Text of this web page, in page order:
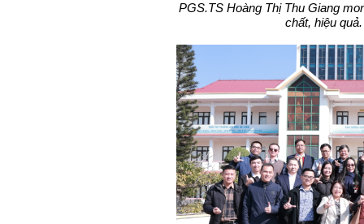
PGS.TS Hoàng Thị Thu Giang
chất, hiệu